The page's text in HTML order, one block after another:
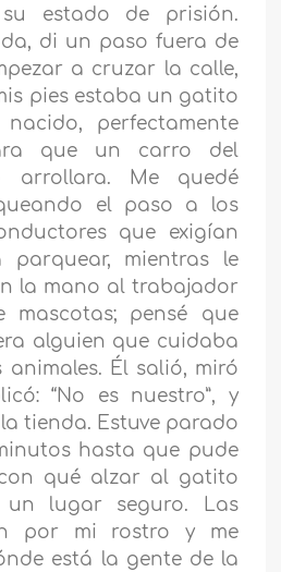
su estado de prisión.
di un paso fuera de
a cruzar la calle,
pies estaba un gatito
perfectamente
que un carro del
arrollara. Me quedé
el paso a los
que exigían
parquear, mientras le
la mano al trabajador
pensé que
alguien que cuidaba
Él salió, miró
“No es nuestro”, y
tienda. Estuve parado
hasta que pude
qué alzar al gatito
lugar seguro. Las
por mi rostro y me
está la gente de la